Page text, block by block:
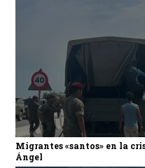
Migrantes «santos» en la
Ángel